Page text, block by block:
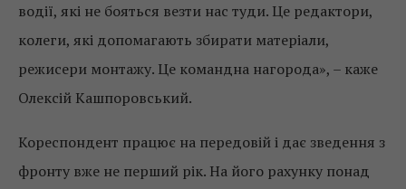
водії, які не бояться везти нас туди. Це редактори,
колеги, які допомагають збирати матеріали,
режисери монтажу. Це командна нагорода», – каже
Олексій Кашпоровський.
Кореспондент працює на передовій і дає зведення з
фронту вже не перший рік. На його рахунку понад